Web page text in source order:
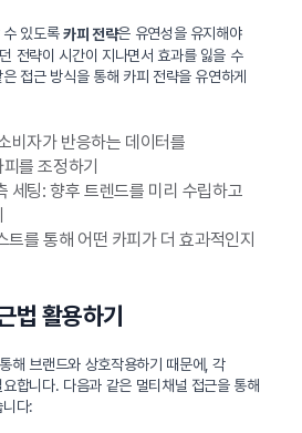
수 있도록카피 전략은 유연성을 유지해야
전략이 시간이 지나면서 효과를 잃을 수
접근 방식을 통해 카피 전략을 유연하게
비자가 반응하는 데이터를
를 조정하기
세팅: 향후 트렌드를 미리 수립하고
를 통해 어떤 카피가 더 효과적인지
법 활용하기
해 브랜드와 상호작용하기 때문에, 각
합니다. 다음과 같은 멀티채널 접근을 통해
다: